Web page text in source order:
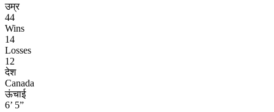
उम्र
44
Wins
14
Losses
12
देश
Canada
ऊंचाई
6’ 5”